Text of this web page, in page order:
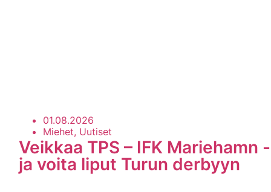
01.08.2026
Miehet, Uutiset
Veikkaa TPS – IFK
ja voita liput Turun derbyyn